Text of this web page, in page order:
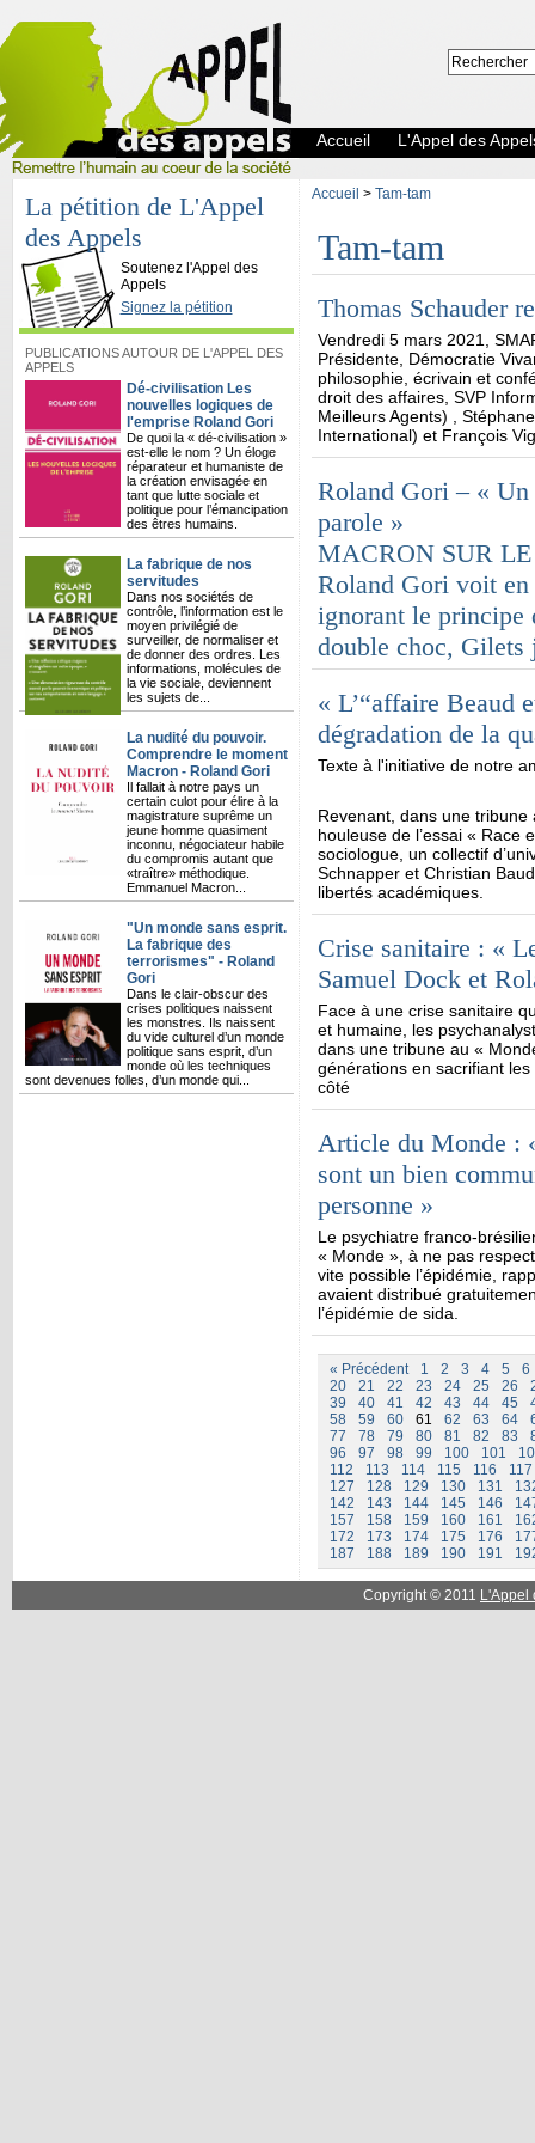
L'Appel des Appels
Accueil L'Appel des
La pétition de L'Appel
des Appels
Soutenez l'Appel des
Appels
Signez la pétition
PUBLICATIONS AUTOUR DE L'APPEL DES
APPELS
Dé-civilisation Les
nouvelles logiques de
l'emprise Roland Gori
De quoi la « dé-civilisation »
est-elle le nom ? Un éloge
réparateur et humaniste de
la création envisagée en
tant que lutte sociale et
politique pour l’émancipation
des êtres humains.
La fabrique de nos
servitudes
Dans nos sociétés de
contrôle, l’information est le
moyen privilégié de
surveiller, de normaliser et
de donner des ordres. Les
informations, molécules de
la vie sociale, deviennent
les sujets de...
La nudité du pouvoir.
Comprendre le moment
Macron - Roland Gori
Il fallait à notre pays un
certain culot pour élire à la
magistrature suprême un
jeune homme quasiment
inconnu, négociateur habile
du compromis autant que
«traître» méthodique.
Emmanuel Macron...
"Un monde sans esprit.
La fabrique des
terrorismes" - Roland
Gori
Dans le clair-obscur des
crises politiques naissent
les monstres. Ils naissent
du vide culturel d’un monde
politique sans esprit, d’un
monde où les techniques
sont devenues folles, d’un monde qui...
Accueil > Tam-tam
Tam-tam
Thomas Schauder
Vendredi 5 mars 2021,
Présidente, Démocratie
philosophie, écrivain et
droit des affaires, SVP
Meilleurs Agents) ,
International) et François
Roland Gori – « Un
parole »
MACRON SUR
Roland Gori voit
ignorant le principe
double choc, Gilets
« L’“affaire Beaud
dégradation de la
Texte à l'initiative de notre
Revenant, dans une
houleuse de l’essai « Race
sociologue, un collectif
Schnapper et Christian
libertés académiques.
Crise sanitaire : «
Samuel Dock et
Face à une crise sanitaire
et humaine, les
dans une tribune au «
générations en sacrifiant
côté
Article du Monde :
sont un bien
personne »
Le psychiatre franco-
« Monde », à ne pas
vite possible l’épidémie,
avaient distribué
l’épidémie de sida.
« Précédent 1 2 3 4 5
6
20
21 22 23 24 25 26
39
40 41 42 43 44 45
58
59 60 61 62 63 64
77
78 79 80 81 82 83
96
97 98 99 100 101
112
113 114 115 116
117
127
128 129 130 131
142
143 144 145 146
157
158 159 160 161
172
173 174 175 176
187
188 189 190 191
Copyright © 2011 L'Appel